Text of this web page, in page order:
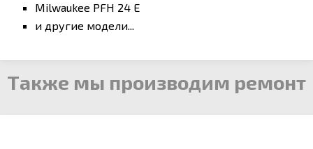
Milwaukee PFH 24 E
и другие модели...
Также мы производим ремонт